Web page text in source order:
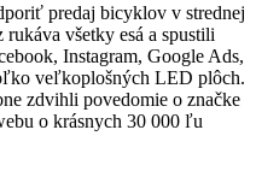
predaj bicyklov v strednej
všetky esá a spustili
Instagram, Google Ads,
veľkoplošných LED plôch.
zdvihli povedomie o značke
o krásnych 30 000 ľu